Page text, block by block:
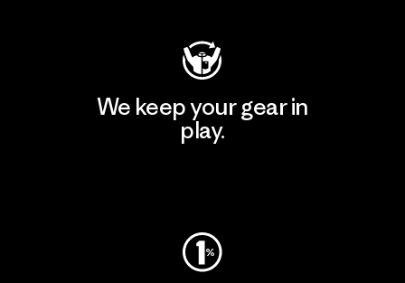
We keep your gear in
play.